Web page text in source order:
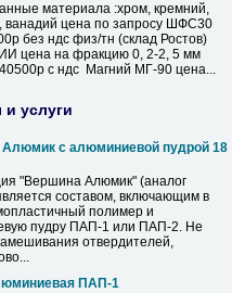
материала :хром, кремний,
ванадий цена по запросу ШФС30
без ндс физ/тн (склад Ростов)
цена на фракцию 0, 2-2, 5 мм
с ндс Магний МГ-90 цена...
услуги
с алюминиевой пудрой 18
"Вершина Алюмик" (аналог
составом, включающим в
полимер и
пудру ПАП-1 или ПАП-2. Не
отвердителей,
ПАП-1